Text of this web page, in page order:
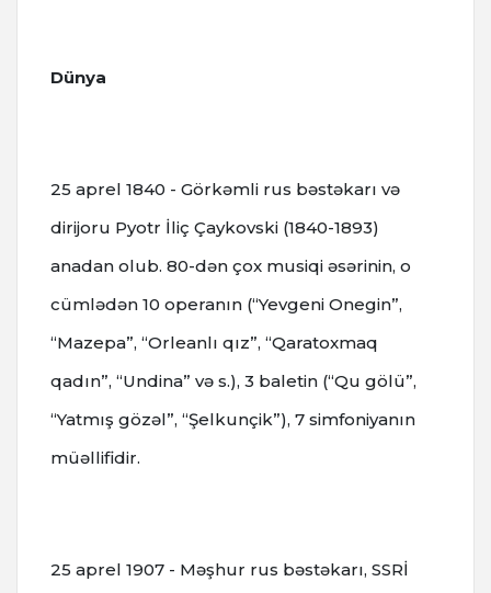
Dünya
25 aprel 1840 - Görkəmli rus bəstəkarı və
dirijoru Pyotr İliç Çaykovski (1840-1893)
anadan olub. 80-dən çox musiqi əsərinin, o
cümlədən 10 operanın (“Yevgeni Onegin”,
“Mazepa”, “Orleanlı qız”, “Qaratoxmaq
qadın”, “Undina” və s.), 3 baletin (“Qu gölü”,
“Yatmış gözəl”, “Şelkunçik”), 7 simfoniyanın
müəllifidir.
25 aprel 1907 - Məşhur rus bəstəkarı, SSRİ